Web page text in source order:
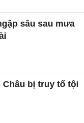
sâu sau mưa
Châu bị truy tố tội